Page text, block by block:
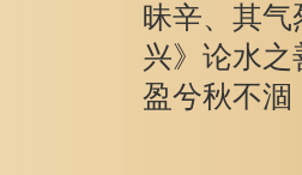
昧辛、其
兴》论水之
盈兮秋不涸